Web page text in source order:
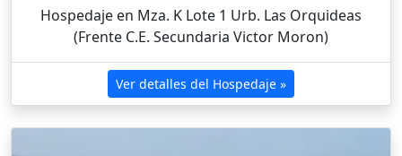
Hospedaje en Mza. K Lote 1 Urb. Las Orquideas
(Frente C.E. Secundaria Victor Moron)
Ver detalles del Hospedaje »